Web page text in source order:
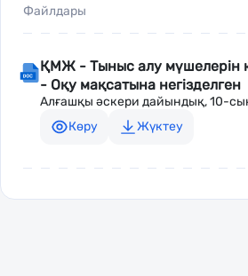
Файлдары
ҚМЖ - Тыныс алу мүшелерін
- Оқу мақсатына негізделген
Алғашқы әскери дайындық, 10-
Көру
Жүктеу